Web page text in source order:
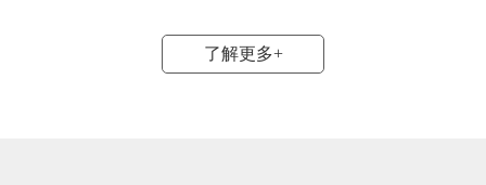
了解更多+